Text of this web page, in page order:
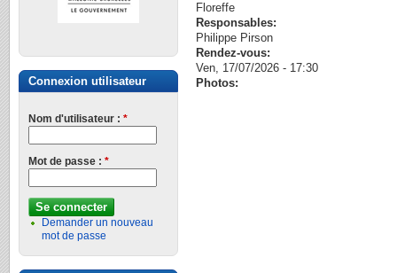
Floreffe
Responsables:
Philippe Pirson
Rendez-vous:
Ven, 17/07/2026 - 17:30
Photos:
Connexion utilisateur
Nom d'utilisateur : *
Mot de passe : *
Demander un nouveau
mot de passe